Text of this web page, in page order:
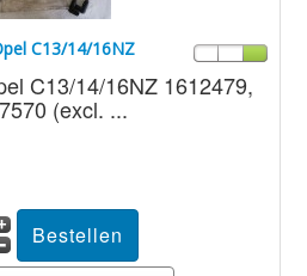
C13/14/16NZ
C13/14/16NZ 1612479,
(excl. ...